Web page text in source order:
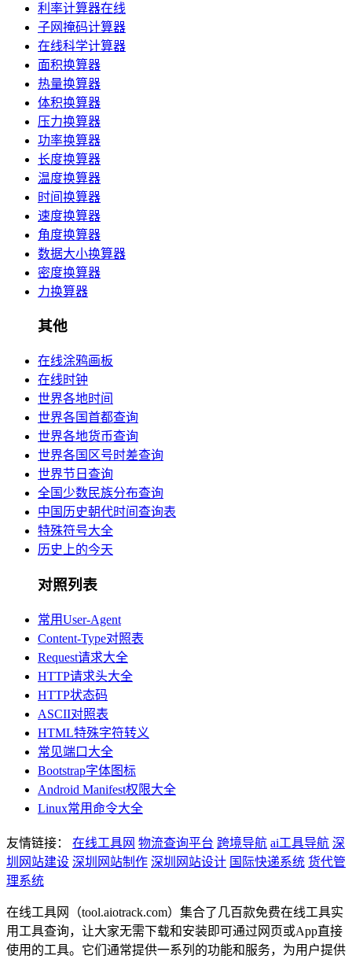
利率计算器在线
子网掩码计算器
在线科学计算器
面积换算器
热量换算器
体积换算器
压力换算器
功率换算器
长度换算器
温度换算器
时间换算器
速度换算器
角度换算器
数据大小换算器
密度换算器
力换算器
其他
在线涂鸦画板
在线时钟
世界各地时间
世界各国首都查询
世界各地货币查询
世界各国区号时差查询
世界节日查询
全国少数民族分布查询
中国历史朝代时间查询表
特殊符号大全
历史上的今天
对照列表
常用User-Agent
Content-Type对照表
Request请求大全
HTTP请求头大全
HTTP状态码
ASCII对照表
HTML特殊字符转义
常见端口大全
Bootstrap字体图标
Android Manifest权限大全
Linux常用命令大全
友情链接： 在线工具网 物流查询平台 跨境导航 ai工具导航 深
圳网站建设 深圳网站制作 深圳网站设计 国际快递系统 货代管
理系统
在线工具网（tool.aiotrack.com）集合了几百款免费在线工具实
用工具查询，让大家无需下载和安装即可通过网页或App直接
使用的工具。它们通常提供一系列的功能和服务，为用户提供